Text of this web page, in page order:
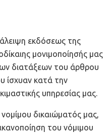
εκδόσεως της
μονιμοποίησής μας
διατάξεων του άρθρου
ίσχυαν κατά την
υπηρεσίας μας.
δικαιώματός μας,
του νόμιμου